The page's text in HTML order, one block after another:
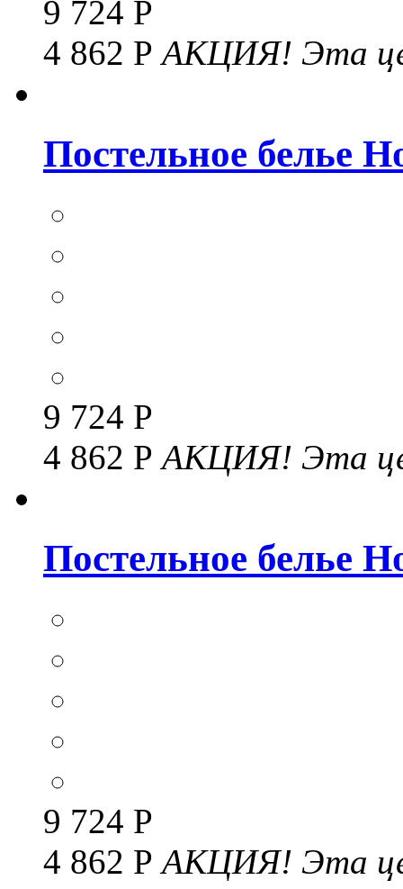
9 724 Р
4 862 РАКЦИЯ! Эта
Постельное белье
9 724 Р
4 862 РАКЦИЯ! Эта
Постельное белье
9 724 Р
4 862 РАКЦИЯ! Эта